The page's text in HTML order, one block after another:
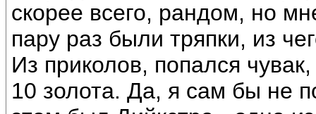
скорее всего, рандом, но
пару раз были тряпки, из
Из приколов, попался
10 золота. Да, я сам бы не